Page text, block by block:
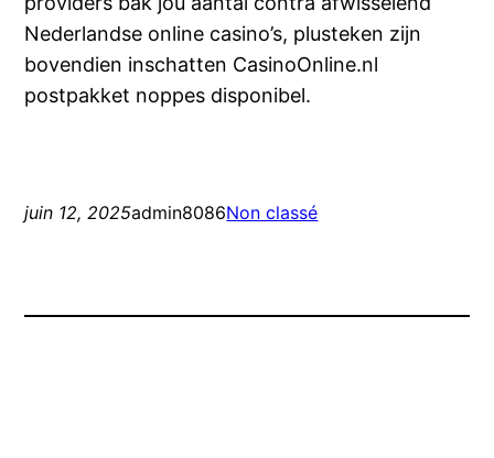
Nederlandse online casino’s, plusteken zijn
bovendien inschatten CasinoOnline.nl
postpakket noppes disponibel.
juin 12, 2025admin8086Non classé